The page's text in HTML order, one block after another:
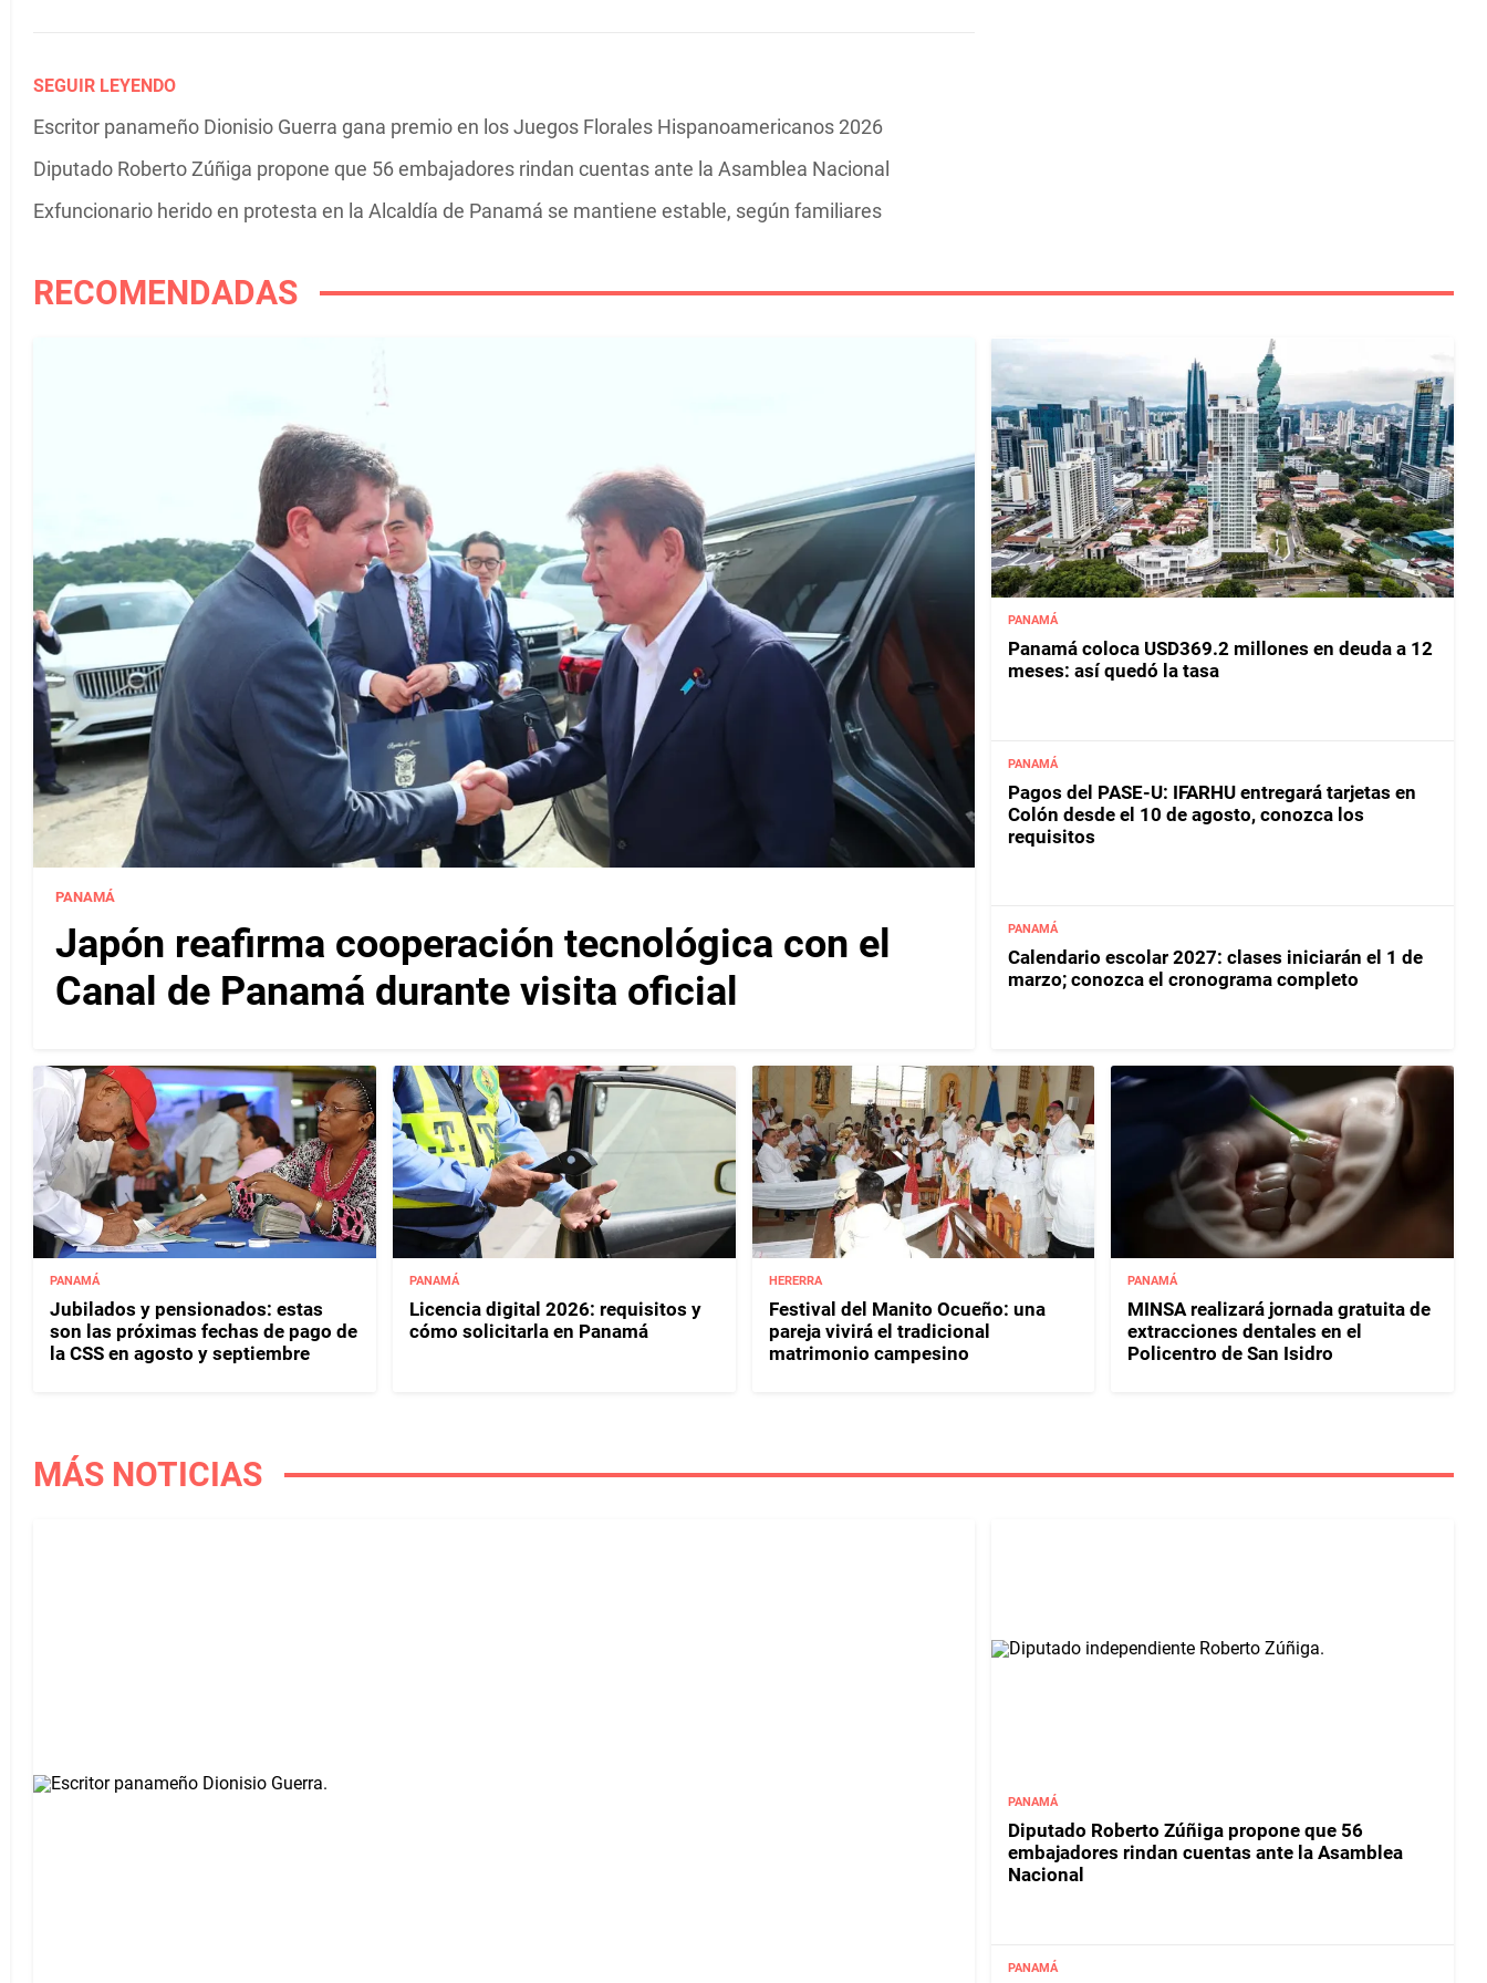
SEGUIR LEYENDO
Escritor panameño Dionisio Guerra gana premio en los Juegos Florales Hispanoamericanos 2026
Diputado Roberto Zúñiga propone que 56 embajadores rindan cuentas ante la Asamblea Nacional
Exfuncionario herido en protesta en la Alcaldía de Panamá se mantiene estable, según familiares
RECOMENDADAS
PANAMÁ
Japón reafirma cooperación tecnológica con el
Canal de Panamá durante visita oficial
PANAMÁ
Panamá coloca USD369.2 millones en deuda a 12
meses: así quedó la tasa
PANAMÁ
Pagos del PASE-U: IFARHU entregará tarjetas en
Colón desde el 10 de agosto, conozca los
requisitos
PANAMÁ
Calendario escolar 2027: clases iniciarán el 1 de
marzo; conozca el cronograma completo
PANAMÁ
Jubilados y pensionados: estas
son las próximas fechas de pago de
la CSS en agosto y septiembre
PANAMÁ
Licencia digital 2026: requisitos y
cómo solicitarla en Panamá
HERERRA
Festival del Manito Ocueño: una
pareja vivirá el tradicional
matrimonio campesino
PANAMÁ
MINSA realizará jornada gratuita de
extracciones dentales en el
Policentro de San Isidro
MÁS NOTICIAS
PANAMÁ
Diputado Roberto Zúñiga propone que 56
embajadores rindan cuentas ante la Asamblea
Nacional
PANAMÁ